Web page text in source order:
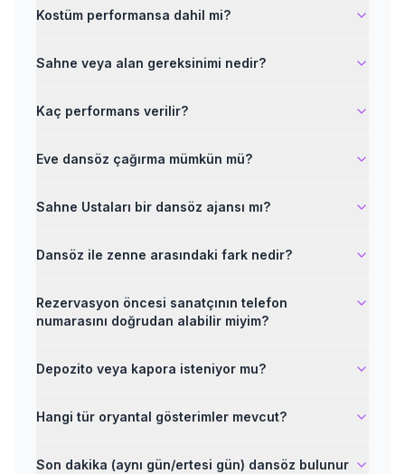
Kostüm performansa dahil mi?
Sahne veya alan gereksinimi nedir?
Kaç performans verilir?
Eve dansöz çağırma mümkün mü?
Sahne Ustaları bir dansöz ajansı mı?
Dansöz ile zenne arasındaki fark nedir?
Rezervasyon öncesi sanatçının telefon
numarasını doğrudan alabilir miyim?
Depozito veya kapora isteniyor mu?
Hangi tür oryantal gösterimler mevcut?
Son dakika (aynı gün/ertesi gün) dansöz bulunur